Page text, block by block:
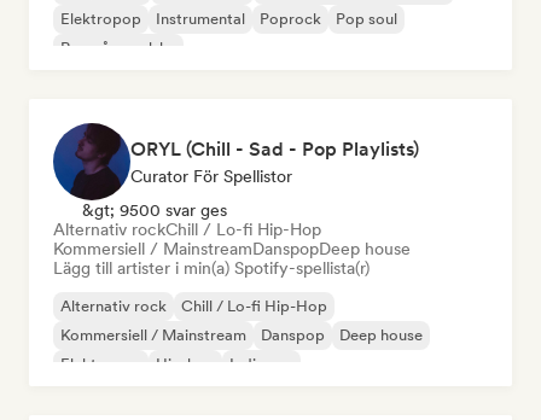
Elektropop
Instrumental Poprock
Pop soul
Rap på engelska
ORYL (Chill - Sad - Pop Playlists)
Curator För Spellistor
&gt; 9500 svar ges
Alternativ rockChill / Lo-fi Hip-Hop
Kommersiell / MainstreamDanspopDeep house
Lägg till artister i min(a) Spotify-spellista(r)
Alternativ rock
Chill / Lo-fi Hip-Hop
Kommersiell / Mainstream
Danspop
Deep house
Elektropop
Hip-hop Indiepop